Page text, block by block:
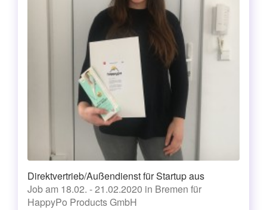
Direktvertrieb/Außendienst für Startup aus
Job am 18.02. - 21.02.2020 in Bremen für
HappyPo Products GmbH